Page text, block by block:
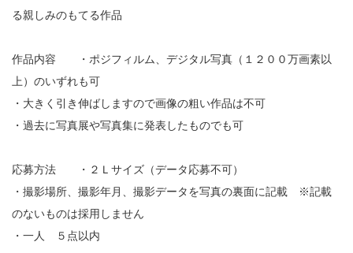
る親しみのもてる作品
作品内容 ・ポジフィルム、デジタル写真（１２００万画素以
上）のいずれも可
・大きく引き伸ばしますので画像の粗い作品は不可
・過去に写真展や写真集に発表したものでも可
応募方法 ・２Ｌサイズ（データ応募不可）
・撮影場所、撮影年月、撮影データを写真の裏面に記載 ※記載
のないものは採用しません
・一人 ５点以内